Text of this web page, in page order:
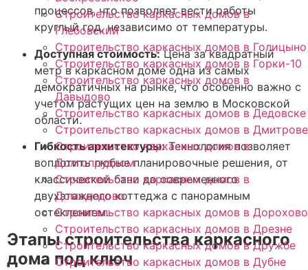
Строительство каркасных домов в
Глебовский
Строительство каркасных домов в Голицыно
Строительство каркасных домов в Горки-10
Строительство каркасных домов в
Давыдово
Строительство каркасных домов в Дедовске
Строительство каркасных домов в Дмитрове
Строительство каркасных домов в
Долгопрудном
Строительство каркасных домов в
Домодедово
Строительство каркасных домов в Дорохово
Строительство каркасных домов в Дрезне
Строительство каркасных домов в Дружбе
Строительство каркасных домов в Дубне
процессов, что позволяет вести работы
круглый год, независимо от температуры.
Доступная стоимость:Цена за квадратный
метр в каркасном доме одна из самых
демократичных на рынке, что особенно важно с
учетом растущих цен на землю в Московской
области.
Гибкость архитектуры:Технология позволяет
воплотить любые планировочные решения, от
классической бани до современного
двухэтажного коттеджа с панорамным
остеклением.
Этапы строительства каркасного
дома под ключ